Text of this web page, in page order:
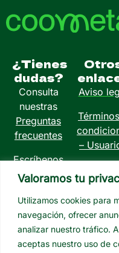
Valoramos tu
Utilizamos cookies para
navegación, ofrecer
analizar nuestro tráfico.
aceptas nuestro uso de
¿Tienes
dudas?
Consulta
nuestras
Preguntas
frecuentes
Escríbenos
a
info@coometas.com
Aviso
–
Política